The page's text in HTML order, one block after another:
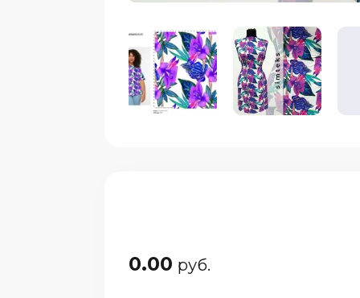
0.00 руб.